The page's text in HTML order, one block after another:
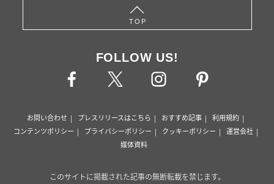
TOP
FOLLOW US!
お問い合わせ プレスリリースはこちら おすすめ記事
利用規約
コンテンツポリシー
プライバシーポリシー クッキーポリシー
運営会社
媒体資料
このサイトに掲載された記事の無断転載を禁じます。